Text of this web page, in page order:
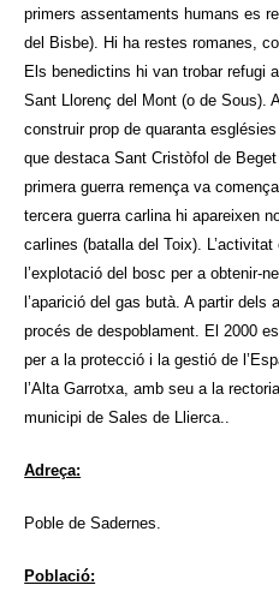
primers assentaments humans es
del Bisbe). Hi ha restes romanes,
Els benedictins hi van trobar refugi
Sant Llorenç del Mont (o de Sous).
construir prop de quaranta
que destaca Sant Cristòfol de
primera guerra remença va
tercera guerra carlina hi apareixen
carlines (batalla del Toix).
l’explotació del bosc per a obtenir-
l’aparició del gas butà. A partir dels
procés de despoblament. El 2000
per a la protecció i la gestió de
l’Alta Garrotxa, amb seu a la
municipi de Sales de Llierca..
Adreça:
Poble de Sadernes.
Població: